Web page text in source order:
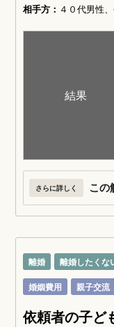
相手方： ４０代男性
結果
さらに詳しく この
離婚 離婚したくな
婚姻費用
親子交流
依頼者の子ど